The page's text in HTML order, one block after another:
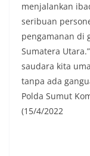
menjalankan
seribuan
pengamanan di
Sumatera
saudara kita
tanpa ada
Polda Sumut
(15/4/2022